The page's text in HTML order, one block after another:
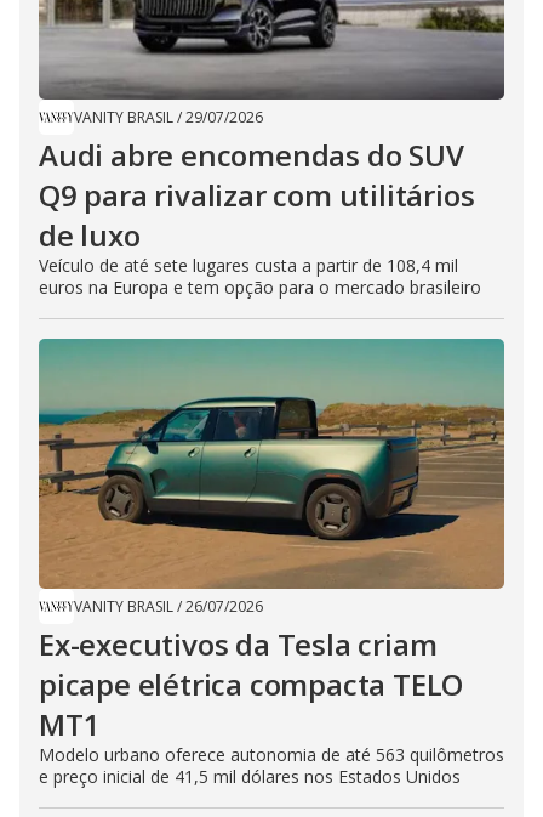
VANITY BRASIL/29/07/2026
Audi abre encomendas do SUV
Q9 para rivalizar com utilitários
de luxo
Veículo de até sete lugares custa a partir de 108,4 mil
euros na Europa e tem opção para o mercado brasileiro
VANITY BRASIL/26/07/2026
Ex-executivos da Tesla criam
picape elétrica compacta TELO
MT1
Modelo urbano oferece autonomia de até 563 quilômetros
e preço inicial de 41,5 mil dólares nos Estados Unidos